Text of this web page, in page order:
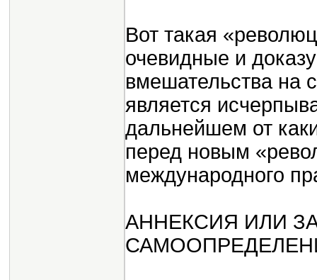
Вот такая
очевидные и
вмешательства на
является
дальнейшем от
перед новым
международного
АННЕКСИЯ ИЛИ